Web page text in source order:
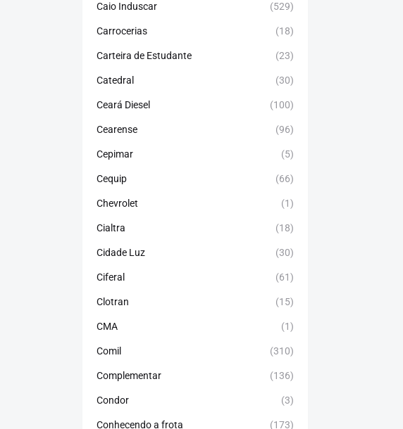
Caio Induscar (529)
Carrocerias (18)
Carteira de Estudante (23)
Catedral (30)
Ceará Diesel (100)
Cearense (96)
Cepimar (5)
Cequip (66)
Chevrolet (1)
Cialtra (18)
Cidade Luz (30)
Ciferal (61)
Clotran (15)
CMA (1)
Comil (310)
Complementar (136)
Condor (3)
Conhecendo a frota (173)